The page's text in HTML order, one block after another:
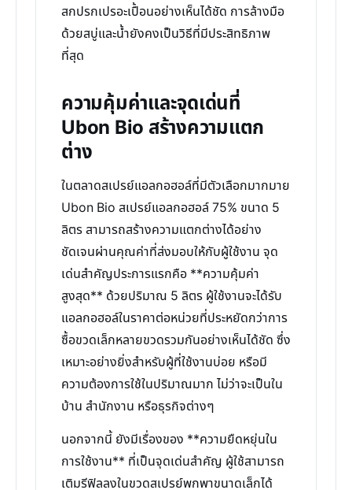
สกปรกเปรอะเปื้อนอย่างเห็นได้ชัด การล้างมือ
ด้วยสบู่และน้ำยังคงเป็นวิธีที่มีประสิทธิภาพ
ที่สุด
ความคุ้มค่าและจุดเด่นที่
Ubon Bio สร้างความแตก
ต่าง
ในตลาดสเปรย์แอลกอฮอล์ที่มีตัวเลือกมากมาย
Ubon Bio สเปรย์แอลกอฮอล์ 75% ขนาด 5
ลิตร สามารถสร้างความแตกต่างได้อย่าง
ชัดเจนผ่านคุณค่าที่ส่งมอบให้กับผู้ใช้งาน จุด
เด่นสำคัญประการแรกคือ **ความคุ้มค่า
สูงสุด** ด้วยปริมาณ 5 ลิตร ผู้ใช้งานจะได้รับ
แอลกอฮอล์ในราคาต่อหน่วยที่ประหยัดกว่าการ
ซื้อขวดเล็กหลายขวดรวมกันอย่างเห็นได้ชัด ซึ่ง
เหมาะอย่างยิ่งสำหรับผู้ที่ใช้งานบ่อย หรือมี
ความต้องการใช้ในปริมาณมาก ไม่ว่าจะเป็นใน
บ้าน สำนักงาน หรือธุรกิจต่างๆ
นอกจากนี้ ยังมีเรื่องของ **ความยืดหยุ่นใน
การใช้งาน** ที่เป็นจุดเด่นสำคัญ ผู้ใช้สามารถ
เติมรีฟิลลงในขวดสเปรย์พกพาขนาดเล็กได้